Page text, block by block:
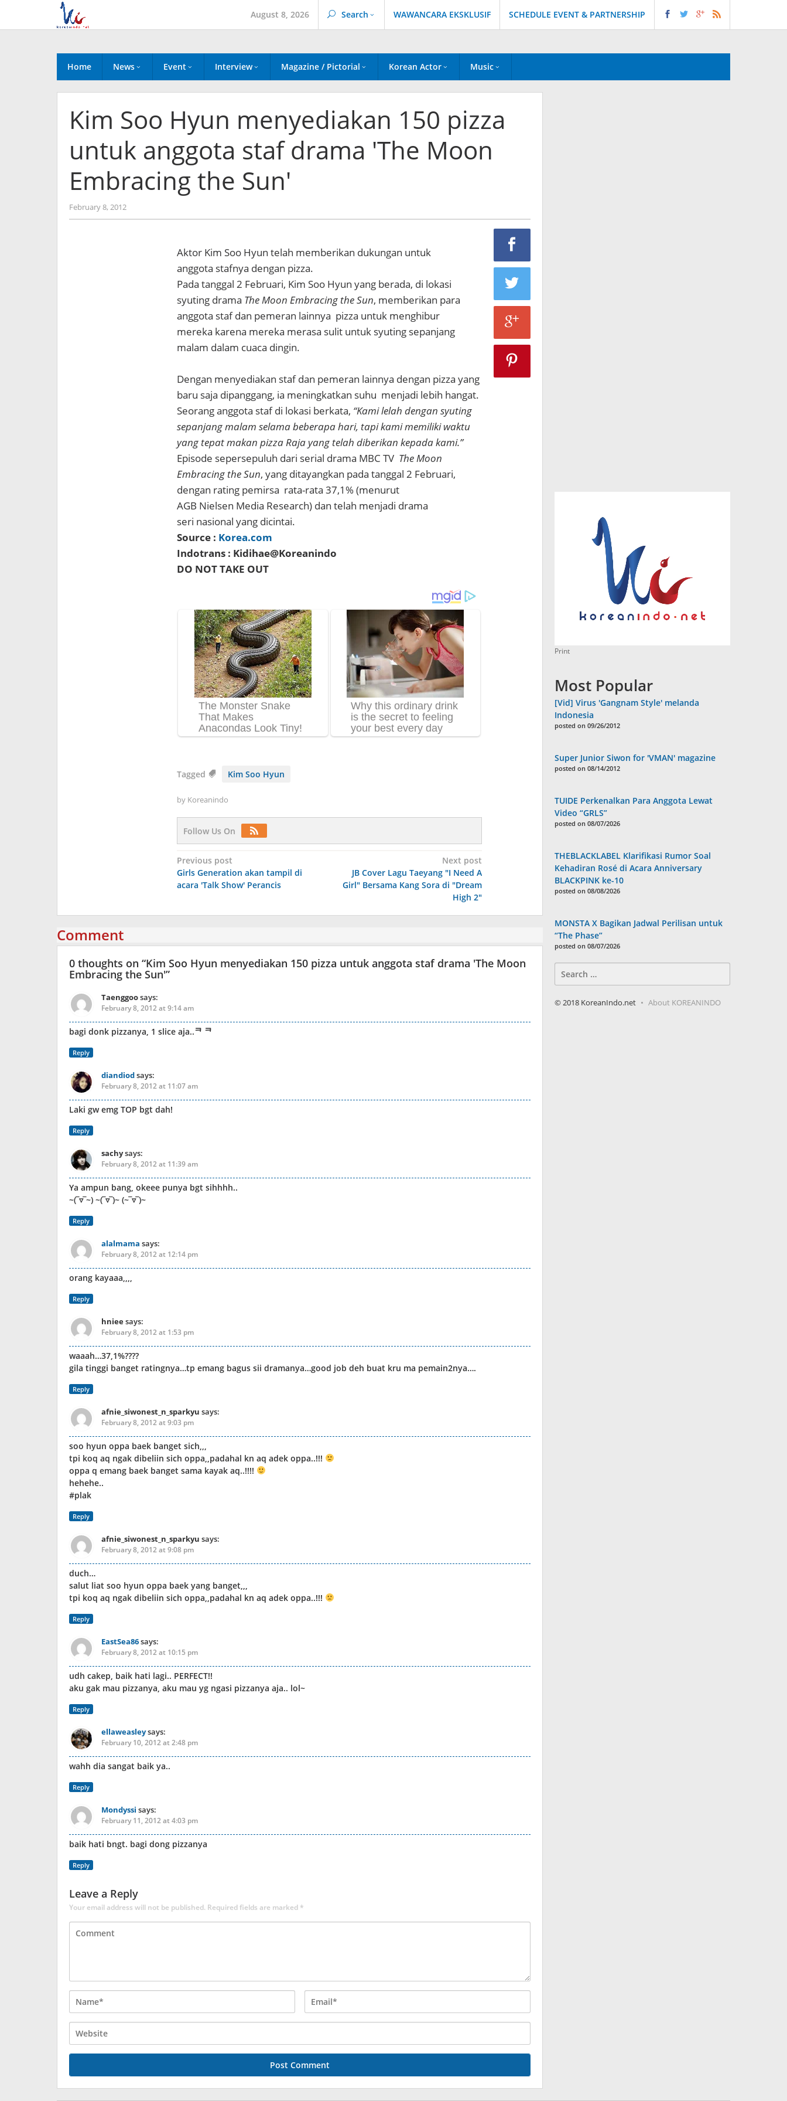
content
August 8, 2026 Search WAWANCARA EKSKLUSIF SCHEDULE EVENT & PARTNERSHIP
Home News Event Interview Magazine / Pictorial Korean Actor Music
Kim Soo Hyun menyediakan 150 pizza
untuk anggota staf drama 'The Moon
Embracing the Sun'
February 8, 2012by
Koreanindo
Aktor Kim Soo Hyun telah memberikan dukungan untuk
anggota stafnya dengan pizza.
Pada tanggal 2 Februari, Kim Soo Hyun yang berada, di lokasi
syuting drama The Moon Embracing the Sun, memberikan para
anggota staf dan pemeran lainnya pizza untuk menghibur
mereka karena mereka merasa sulit untuk syuting sepanjang
malam dalam cuaca dingin.
Dengan menyediakan staf dan pemeran lainnya dengan pizza yang
baru saja dipanggang, ia meningkatkan suhu menjadi lebih hangat.
Seorang anggota staf di lokasi berkata, “Kami lelah dengan syuting
sepanjang malam selama beberapa hari, tapi kami memiliki waktu
yang tepat makan pizza Raja yang telah diberikan kepada kami.”
Episode sepersepuluh dari serial drama MBC TV The Moon
Embracing the Sun, yang ditayangkan pada tanggal 2 Februari,
dengan rating pemirsa rata-rata 37,1% (menurut
AGB Nielsen Media Research) dan telah menjadi drama
seri nasional yang dicintai.
Source : Korea.com
Indotrans : Kidihae@Koreanindo
DO NOT TAKE OUT
Tagged Kim Soo Hyun
by Koreanindo
Follow Us On
Post
navigation
Previous post
Girls Generation akan tampil di
acara 'Talk Show' Perancis
Next post
JB Cover Lagu Taeyang "I Need A
Girl" Bersama Kang Sora di "Dream
High 2"
Comment
0 thoughts on “Kim Soo Hyun menyediakan 150 pizza untuk anggota staf drama 'The Moon
Embracing the Sun'”
Taenggoosays:
February 8, 2012 at 9:14 am
bagi donk pizzanya, 1 slice aja..ᄏ ᄏ
Reply
diandiodsays:
February 8, 2012 at 11:07 am
Laki gw emg TOP bgt dah!
Reply
sachysays:
February 8, 2012 at 11:39 am
Ya ampun bang, okeee punya bgt sihhhh..
~(‾▿‾~) ~(‾▿‾)~ (~‾▿‾)~
Reply
alalmama says:
February 8, 2012 at 12:14 pm
orang kayaaa,,,,
Reply
hnieesays:
February 8, 2012 at 1:53 pm
waaah…37,1%????
gila tinggi banget ratingnya…tp emang bagus sii dramanya…good job deh buat kru ma pemain2nya….
Reply
afnie_siwonest_n_sparkyu says:
February 8, 2012 at 9:03 pm
soo hyun oppa baek banget sich,,,
tpi koq aq ngak dibeliin sich oppa,,padahal kn aq adek oppa..!!!
oppa q emang baek banget sama kayak aq..!!!!
hehehe..
#plak
Reply
afnie_siwonest_n_sparkyu says:
February 8, 2012 at 9:08 pm
duch…
salut liat soo hyun oppa baek yang banget,,,
tpi koq aq ngak dibeliin sich oppa,,padahal kn aq adek oppa..!!!
Reply
EastSea86says:
February 8, 2012 at 10:15 pm
udh cakep, baik hati lagi.. PERFECT!!
aku gak mau pizzanya, aku mau yg ngasi pizzanya aja.. lol~
Reply
ellaweasleysays:
February 10, 2012 at 2:48 pm
wahh dia sangat baik ya..
Reply
Mondyssi says:
February 11, 2012 at 4:03 pm
baik hati bngt. bagi dong pizzanya
Reply
Leave a Reply
Your email address will not be published. Required fields are marked*
Print
Most Popular
[Vid] Virus 'Gangnam Style' melanda
Indonesia
posted on 09/26/2012
Super Junior Siwon for 'VMAN' magazine
posted on 08/14/2012
TUIDE Perkenalkan Para Anggota Lewat
Video “GRLS”
posted on 08/07/2026
THEBLACKLABEL Klarifikasi Rumor Soal
Kehadiran Rosé di Acara Anniversary
BLACKPINK ke-10
posted on 08/08/2026
MONSTA X Bagikan Jadwal Perilisan untuk
“The Phase”
posted on 08/07/2026
for:
© 2018 KoreanIndo.net About KOREANINDO